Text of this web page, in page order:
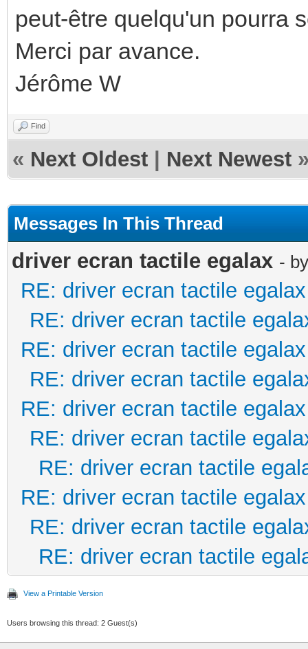
peut-être quelqu'un pourra
Merci par avance.
Jérôme W
Find
« Next Oldest Next Newest
Messages In This Thread
driver ecran tactile egalax -
RE: driver ecran tactile egalax
RE: driver ecran tactile
RE: driver ecran tactile egalax
RE: driver ecran tactile
RE: driver ecran tactile egalax
RE: driver ecran tactile
RE: driver ecran tactile
RE: driver ecran tactile egalax
RE: driver ecran tactile
RE: driver ecran tactile
View a Printable Version
Users browsing this thread: 2 Guest(s)